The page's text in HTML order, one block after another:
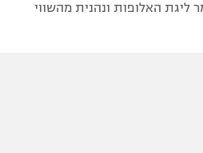
בגמר ליגת האלופות ונהנית מהשווי